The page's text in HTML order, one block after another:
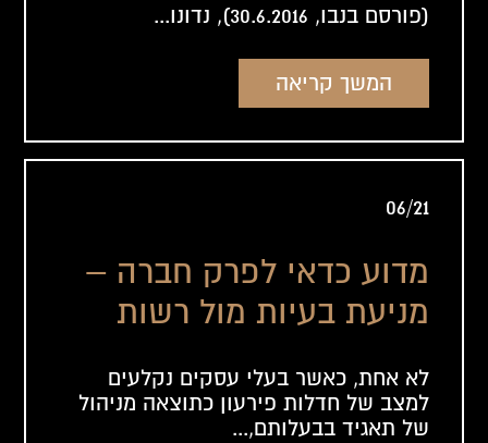
(פורסם בנבו, 30.6.2016), נדונו...
המשך קריאה
06/21
מדוע כדאי לפרק חברה –
מניעת בעיות מול רשות
לא אחת, כאשר בעלי עסקים נקלעים
למצב של חדלות פירעון כתוצאה מניהול
של תאגיד בבעלותם,...